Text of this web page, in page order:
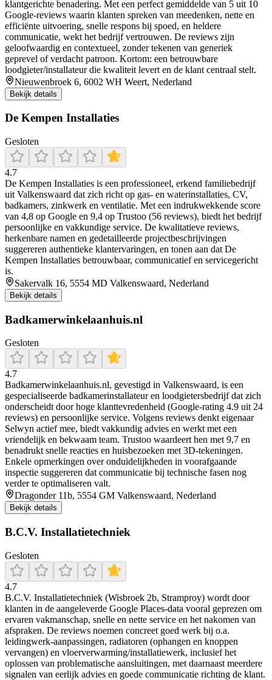
klantgerichte benadering. Met een perfect gemiddelde van 5 uit 10
Google‑reviews waarin klanten spreken van meedenken, nette en
efficiënte uitvoering, snelle respons bij spoed, en heldere
communicatie, wekt het bedrijf vertrouwen. De reviews zijn
geloofwaardig en contextueel, zonder tekenen van generiek
geprevel of verdacht patroon. Kortom: een betrouwbare
loodgieter/installateur die kwaliteit levert en de klant centraal stelt.
Nieuwenbroek 6, 6002 WH Weert, Nederland
Bekijk details
De Kempen Installaties
Gesloten
4.7
De Kempen Installaties is een professioneel, erkend familiebedrijf
uit Valkenswaard dat zich richt op gas‑ en waterinstallaties, CV,
badkamers, zinkwerk en ventilatie. Met een indrukwekkende score
van 4,8 op Google en 9,4 op Trustoo (56 reviews), biedt het bedrijf
persoonlijke en vakkundige service. De kwalitatieve reviews,
herkenbare namen en gedetailleerde projectbeschrijvingen
suggereren authentieke klantervaringen, en tonen aan dat De
Kempen Installaties betrouwbaar, communicatief en servicegericht
is.
Sakervalk 16, 5554 MD Valkenswaard, Nederland
Bekijk details
Badkamerwinkelaanhuis.nl
Gesloten
4.7
Badkamerwinkelaanhuis.nl, gevestigd in Valkenswaard, is een
gespecialiseerde badkamerinstallateur en loodgietersbedrijf dat zich
onderscheidt door hoge klanttevredenheid (Google-rating 4.9 uit 24
reviews) en persoonlijke service. Volgens reviews denkt eigenaar
Selwyn actief mee, biedt vakkundig advies en werkt met een
vriendelijk en bekwaam team. Trustoo waardeert hen met 9,7 en
benadrukt snelle reacties en huisbezoeken met 3D-tekeningen.
Enkele opmerkingen over onduidelijkheden in voorafgaande
inspectie suggereren dat communicatie bij technische fasen nog
verder te optimaliseren valt.
Dragonder 11b, 5554 GM Valkenswaard, Nederland
Bekijk details
B.C.V. Installatietechniek
Gesloten
4.7
B.C.V. Installatietechniek (Wisbroek 2b, Stramproy) wordt door
klanten in de aangeleverde Google Places-data vooral geprezen om
ervaren vakmanschap, snelle en nette service en het nakomen van
afspraken. De reviews noemen concreet goed werk bij o.a.
leidingwerk-aanpassingen, radiatoren (ophangen en knoppen
vervangen) en vloerverwarming/installatiewerk, inclusief het
oplossen van problematische aansluitingen, met daarnaast meerdere
signalen van eerlijk advies en goede communicatie richting de klant.